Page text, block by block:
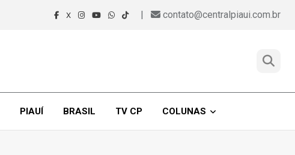
X | contato@centralpiaui.com.br
PIAUÍ BRASIL TV CP COLUNAS